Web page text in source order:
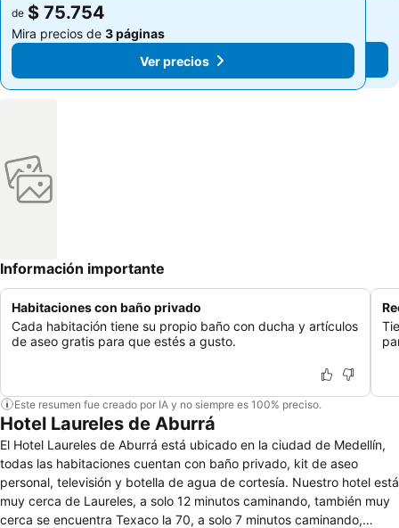
de $ 75.754
Mira precios de 3 páginas
Ver precios
de $ 75.754
Mira precios de 3 páginas
Ver precios
Información importante
Habitaciones con baño privado
Cada habitación tiene su propio baño con ducha y artículos
de aseo gratis para que estés a gusto.
Este resumen fue creado por IA y no siempre es 100% preciso.
Hotel Laureles de Aburrá
El Hotel Laureles de Aburrá está ubicado en la ciudad de Medellín,
todas las habitaciones cuentan con baño privado, kit de aseo
personal, televisión y botella de agua de cortesía. Nuestro hotel está
muy cerca de Laureles, a solo 12 minutos caminando, también muy
cerca se encuentra Texaco la 70, a solo 7 minutos caminando,